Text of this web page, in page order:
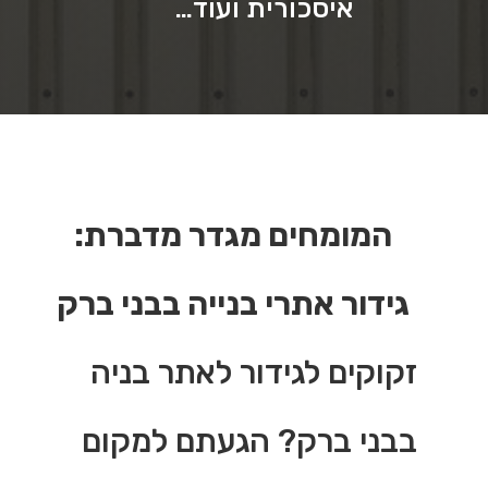
איסכורית ועוד…
המומחים מגדר מדברת:
גידור אתרי בנייה בבני ברק
זקוקים לגידור לאתר בניה
בבני ברק? הגעתם למקום